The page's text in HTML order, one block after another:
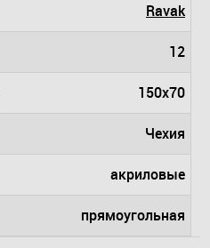
Ravak
12
150x70
Чехия
акриловые
прямоугольная